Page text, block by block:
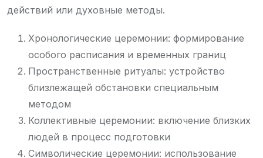
действий или духовные методы.
Хронологические церемонии: формирование
особого расписания и временных границ
Пространственные ритуалы: устройство
близлежащей обстановки специальным
методом
Коллективные церемонии: включение близких
людей в процесс подготовки
Символические церемонии: использование